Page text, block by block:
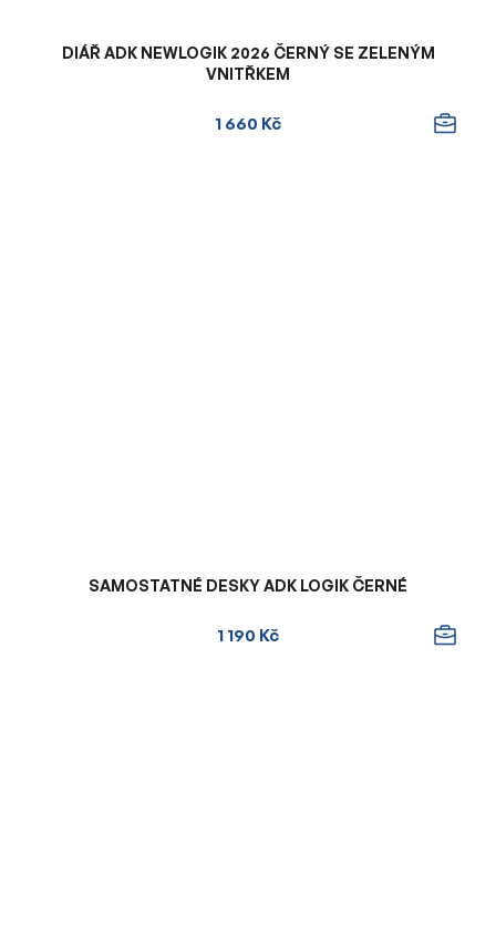
DIÁŘ ADK NEWLOGIK 2026 ČERNÝ SE ZELENÝM
VNITŘKEM
1 660 Kč
SAMOSTATNÉ DESKY ADK LOGIK ČERNÉ
1 190 Kč